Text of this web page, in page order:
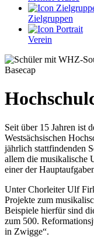
Zielgruppen
Verein
Seit über 15 Jahren ist
Westsächsischen
jährlich stattfindenden
allem die musikalische
einer der
Unter Chorleiter Ulf
Projekte zum
Beispiele hierfür sind
zum 500.
in Zwigge“.